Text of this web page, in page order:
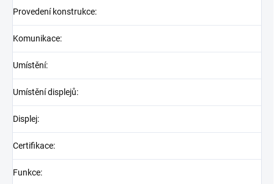
Provedení konstrukce:
Komunikace:
Umístění:
Umístění displejů:
Displej:
Certifikace:
Funkce: